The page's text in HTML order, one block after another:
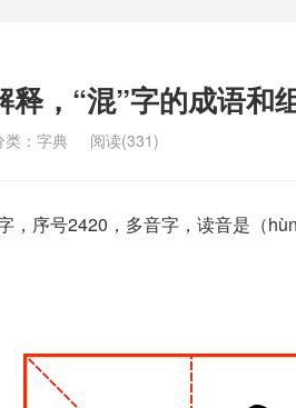
释，“混”字的成语和
： 字典 阅读(331)
，序号2420，多音字，读音是（